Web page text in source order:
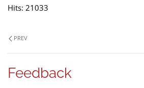
Hits: 21033
PREV
Feedback